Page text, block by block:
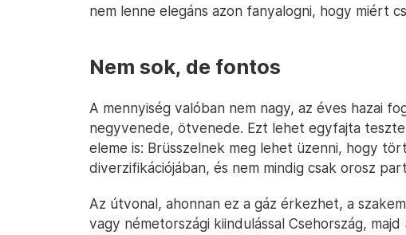
nem lenne elegáns azon fanyalogni, hogy miért
Nem sok, de fontos
A mennyiség valóban nem nagy, az éves hazai
negyvenede, ötvenede. Ezt lehet egyfajta
eleme is: Brüsszelnek meg lehet üzenni, hogy
diverzifikációjában, és nem mindig csak orosz
Az útvonal, ahonnan ez a gáz érkezhet, a
vagy németországi kiindulással Csehország,